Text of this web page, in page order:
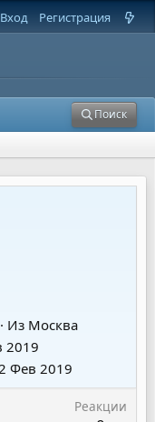
Вход Регистрация
Поиск
· Из Москва
2019
Фев 2019
Реакции